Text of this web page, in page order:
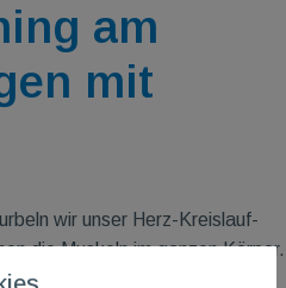
am
mit
wir unser Herz-Kreislauf-
die Muskeln im ganzen Körper.